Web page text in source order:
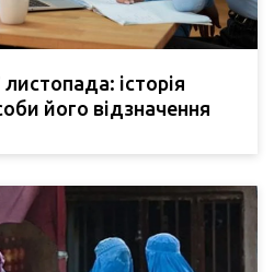
історія
його відзначення